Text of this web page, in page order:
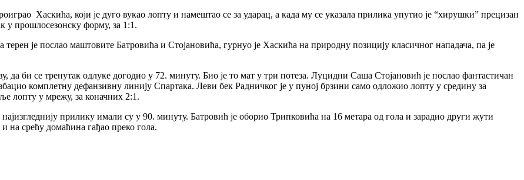
Хаскића, који је дуго вукао лопту и намештао се за ударац, а када му се указала прилика упутио је “хирушки” прецизан
у прошлосезонску форму, за 1:1.
је послао маштовите Батровића и Стојановића, гурнуо је Хаскића на природну позицију класичног нападача, па је
да би се тренутак одлуке догодио у 72. минуту. Био је то мат у три потеза. Луцидни Саша Стојановић је послао фантастичан
комплетну дефанзивну линију Спартака. Леви бек Радничког је у пуној брзини само одложио лопту у средину за
лопту у мрежу, за коначних 2:1.
прилику имали су у 90. минуту. Батровић је оборио Трипковића на 16 метара од гола и зарадио други жути
на срећу домаћина гађао преко гола.